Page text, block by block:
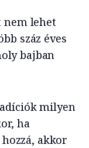
nem lehet
száz éves
bajban
milyen
ha
akkor